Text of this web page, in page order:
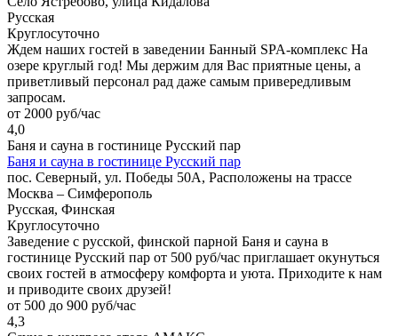
Русская
Круглосуточно
Ждем наших гостей в заведении Банный SPA-комплекс На
озере круглый год! Мы держим для Вас приятные цены, а
приветливый персонал рад даже самым привередливым
запросам.
от 2000 руб/час
4,0
Баня и сауна в гостинице Русский пар
Баня и сауна в гостинице Русский пар
пос. Северный, ул. Победы 50А, Расположены на трассе
Москва – Симферополь
Русская, Финская
Круглосуточно
Заведение с русской, финской парной Баня и сауна в
гостинице Русский пар от 500 руб/час приглашает окунуться
своих гостей в атмосферу комфорта и уюта. Приходите к нам
и приводите своих друзей!
от 500 до 900 руб/час
4,3